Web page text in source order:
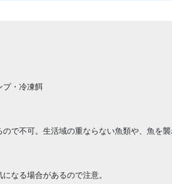
プ・冷凍餌
で不可。生活域の重ならない魚類や、魚を襲
なる場合があるので注意。